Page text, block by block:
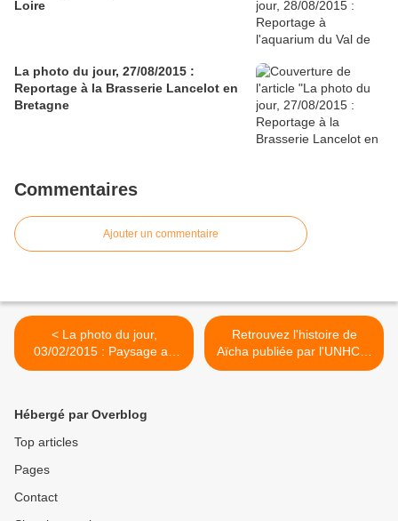
Loire
La photo du jour, 27/08/2015 :
Reportage à la Brasserie Lancelot en
Bretagne
Commentaires
Ajouter un commentaire
< La photo du jour,
03/02/2015 : Paysage au
dessus de la Loire au
Retrouvez l'histoire de
Aïcha publiée par l'UNHCR,
témoignage >
Hébergé par Overblog
Top articles
Pages
Contact